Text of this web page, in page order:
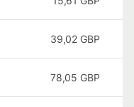
39,02 GBP
78,05 GBP